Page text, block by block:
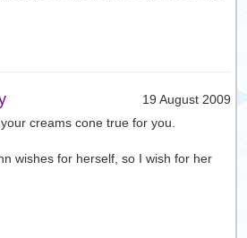
19 August 2009
creams cone true for you.
wishes for herself, so I wish for her